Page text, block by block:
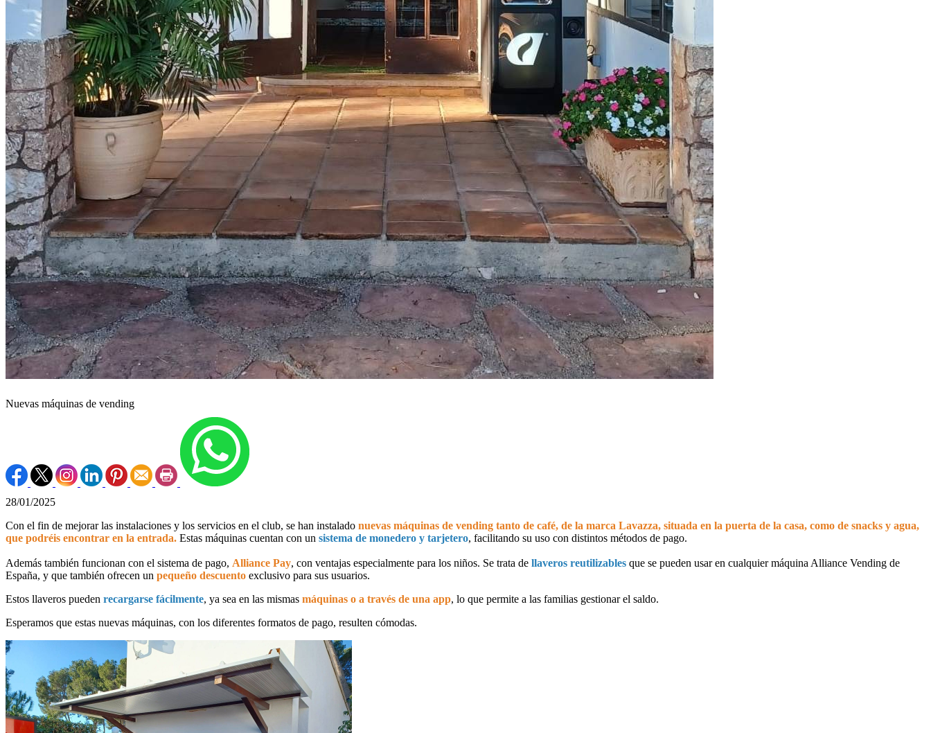
Nuevas máquinas de vending
28/01/2025
Con el fin de mejorar las instalaciones y los servicios en el club, se han instalado nuevas máquinas de vending tanto de café, de la marca Lavazza, situada en la puerta de la casa, como de snacks y agua,
que podréis encontrar en la entrada. Estas máquinas cuentan con un sistema de monedero y tarjetero, facilitando su uso con distintos métodos de pago.
Además también funcionan con el sistema de pago, Alliance Pay, con ventajas especialmente para los niños. Se trata de llaveros reutilizables que se pueden usar en cualquier máquina Alliance Vending de
España, y que también ofrecen un pequeño descuento exclusivo para sus usuarios.
Estos llaveros pueden recargarse fácilmente, ya sea en las mismas máquinas o a través de una app, lo que permite a las familias gestionar el saldo.
Esperamos que estas nuevas máquinas, con los diferentes formatos de pago, resulten cómodas.